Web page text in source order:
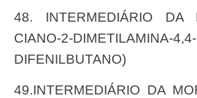
48. INTERMEDIÁRIO DA METADONA (4-
CIANO-2-DIMETILAMINA-4,4-
DIFENILBUTANO)
49.INTERMEDIÁRIO DA MORAMIDA (ÁCIDO